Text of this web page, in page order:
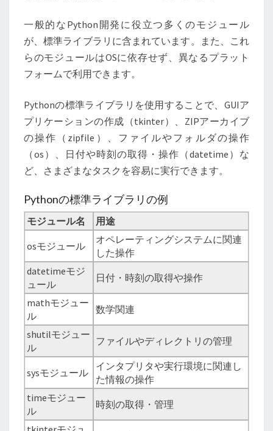
一般的なPython開発に役立つ多くのモジュール
が、標準ライブラリに含まれています。また、これ
らのモジュールはOSに依存せず、異なるプラット
フォームで利用できます。
Pythonの標準ライブラリを使用することで、GUIア
プリケーションの作成（tkinter）、ZIPアーカイブ
の操作（zipfile）、ファイルやフォルダの操作
（os）、日付や時刻の取得・操作（datetime）な
ど、さまざまなタスクを容易に実行できます。
Pythonの標準ライブラリの例
モジュール名 用途
osモジュール
オペレーティングシステムに関連
した操作
datetimeモジ
ュール
日付・時刻の取得や操作
mathモジュー
ル
数学関連
shutilモジュー
ル
ファイルやディレクトリの管理
sysモジュール
インタプリタや実行環境に関連し
た情報の操作
timeモジュー
ル
時刻の取得・管理